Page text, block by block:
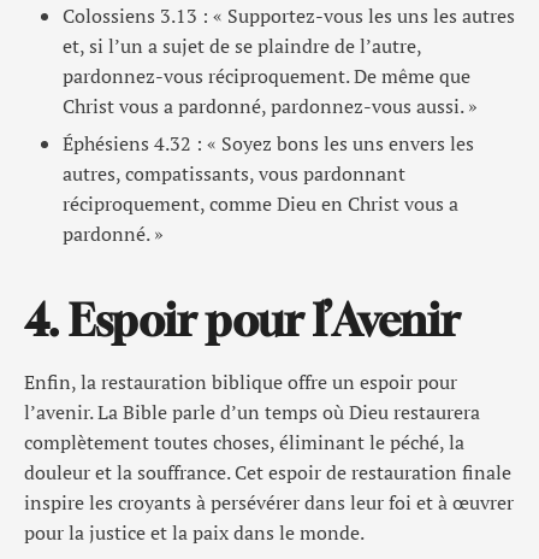
Colossiens 3.13 : « Supportez-vous les uns les autres
et, si l’un a sujet de se plaindre de l’autre,
pardonnez-vous réciproquement. De même que
Christ vous a pardonné, pardonnez-vous aussi. »
Éphésiens 4.32 : « Soyez bons les uns envers les
autres, compatissants, vous pardonnant
réciproquement, comme Dieu en Christ vous a
pardonné. »
4. Espoir pour l’Avenir
Enfin, la restauration biblique offre un espoir pour
l’avenir. La Bible parle d’un temps où Dieu restaurera
complètement toutes choses, éliminant le péché, la
douleur et la souffrance. Cet espoir de restauration finale
inspire les croyants à persévérer dans leur foi et à œuvrer
pour la justice et la paix dans le monde.